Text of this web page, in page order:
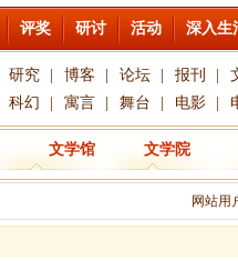
评奖 研讨 活动 深入生
研究 博客 论坛 报刊
科幻 寓言 舞台 电影
文学馆 文学院
网站用